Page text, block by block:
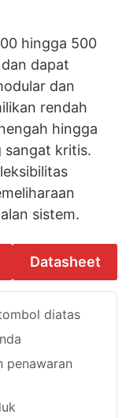
hingga 500
dapat
dan
rendah
hingga
sangat kritis.
sistem.
Datasheet
diatas
penawaran